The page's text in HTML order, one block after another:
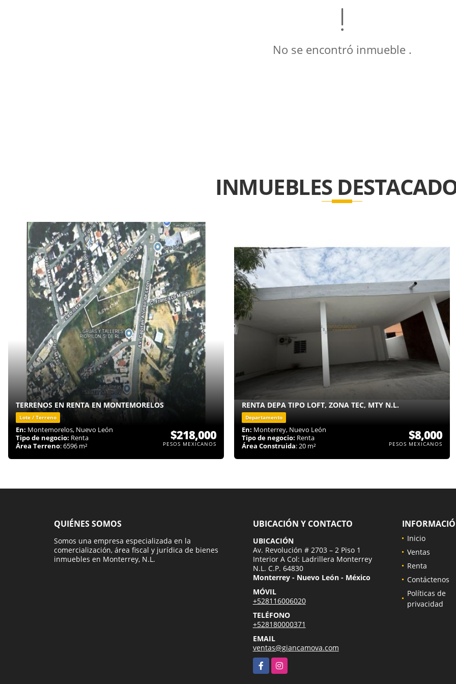
No se encontró inmueble .
INMUEBLES
TERRENOS EN RENTA EN MONTEMORELOS
Lote / Terreno
En: Montemorelos, Nuevo León
Tipo de negocio: Renta
Área Terreno: 6596 m²
$218,000
PESOS MEXICANOS
RENTA DEPA TIPO LOFT, ZONA TEC, MTY N.L.
Departamento
En: Monterrey, Nuevo León
Tipo de negocio: Renta
Área Construida: 20 m²
$8,000
PESOS MEXICANOS
QUIÉNES SOMOS
Somos una empresa especializada en la
comercialización, área fiscal y jurídica de bienes
inmuebles en Monterrey, N.L.
UBICACIÓN Y CONTACTO
UBICACIÓN
Av. Revolución # 2703 – 2 Piso 1
Interior A Col: Ladrillera Monterrey
N.L. C.P. 64830
Monterrey - Nuevo León - México
MÓVIL
+528116006020
TELÉFONO
+528180000371
EMAIL
ventas@giancamova.com
FacebookInstagram
Inicio
Ventas
Renta
Contáctenos
Políticas de
privacidad